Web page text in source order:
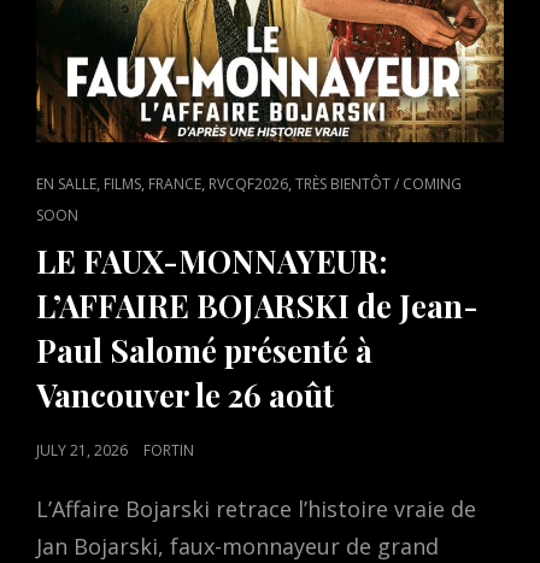
CAT
LINKS
EN SALLE, FILMS, FRANCE, RVCQF2026,TRÈS BIENTÔT / COMING
SOON
LE FAUX-MONNAYEUR:
L’AFFAIRE BOJARSKI de Jean-
Paul Salomé présenté à
Vancouver le 26 août
POSTED
JULY 21, 2026 FORTIN
L’Affaire Bojarski retrace l’histoire vraie de
Jan Bojarski, faux-monnayeur de grand